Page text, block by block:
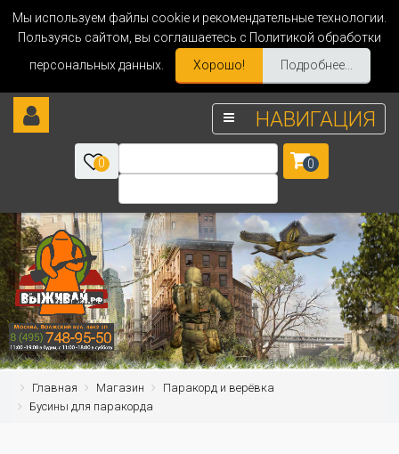
Мы используем файлы cookie и рекомендательные технологии.
Пользуясь сайтом, вы соглашаетесь с Политикой обработки
персональных данных.
Хорошо! Подробнее...
НАВИГАЦИЯ
0 0
Главная Магазин
Паракорд и верёвка
Бусины для паракорда